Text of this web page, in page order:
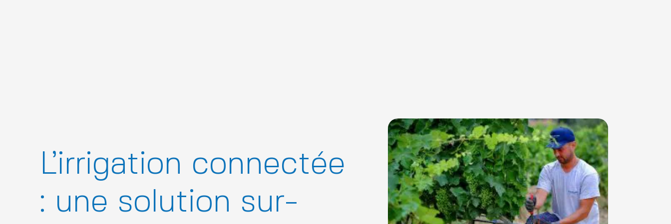
L’irrigation connectée
: une solution sur-